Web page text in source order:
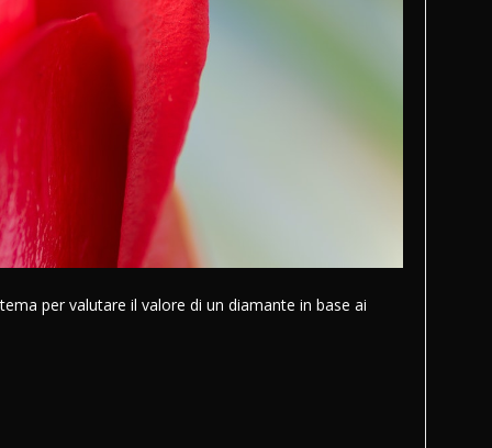
per valutare il valore di un diamante in base ai